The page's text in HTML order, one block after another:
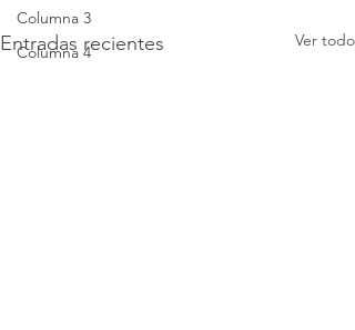
Columna 3
Columna 4
Entradas recientes Ver todo